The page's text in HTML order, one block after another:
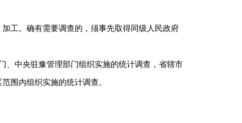
工。确有需要调查的，须事先取得同级人民政府
、中央驻豫管理部门组织实施的统计调查，省辖市
围内组织实施的统计调查。